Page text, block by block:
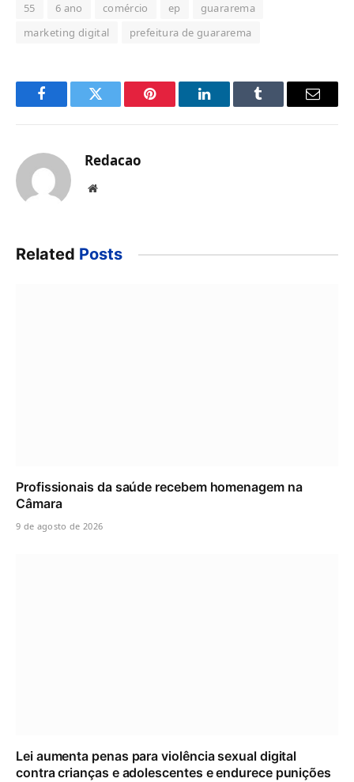
55 6 ano comércio ep
guararema
marketing digital
prefeitura de guararema
FacebookTwitter Pinterest LinkedInTumblr Email
Redacao
Website
Related Posts
Profissionais da saúde recebem homenagem na
Câmara
9 de agosto de 2026
Lei aumenta penas para violência sexual digital
contra crianças e adolescentes e endurece punições